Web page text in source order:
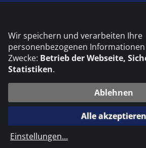
Die DVS Media GmbH ist ein
© 2026 DVS Media GmbH
die profilschmiede -
Wir speichern und verarbeiten Ihre
personenbezogenen
Zwecke: Betrieb der Webseite,
Statistiken.
Ablehnen
Alle akzeptieren
Einstellungen...